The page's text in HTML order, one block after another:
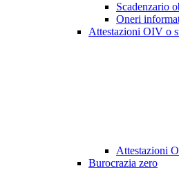
Scadenzario
Oneri
Attestazioni OIV o
Attestazioni
Burocrazia zero